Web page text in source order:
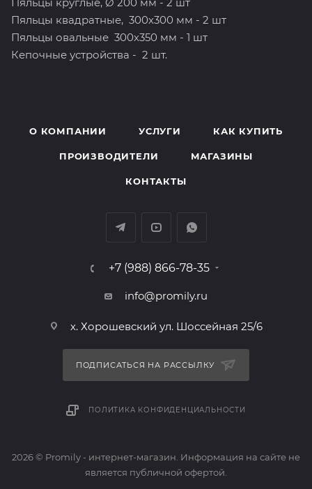
Пяльцы квадратные, 300х300 мм - 2 шт
Пяльцы овальные 300х350 мм - 1 шт
Кепочные устройства - 2 шт.
О КОМПАНИИ УСЛУГИ КАК КУПИТЬ
ПРОИЗВОДИТЕЛИ МАГАЗИНЫ
КОНТАКТЫ
+7 (988) 866-78-35
info@promily.ru
х. Хорошевский ул. Шоссейная 25/6
ПОДПИСАТЬСЯ НА РАССЫЛКУ
ПОЛИТИКА КОНФИДЕНЦИАЛЬНОСТИ
2026 © Promily - интернет-магазин. Информация на сайте не
является публичной офертой.